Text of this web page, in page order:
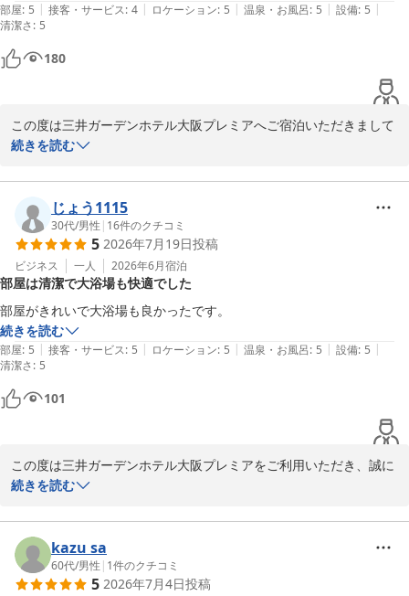
宿泊支配人
三井ガーデンホテル大阪プレミア
それ以外はこれまで利用したホテルの中でも、かなり上位に入る満足度
でした。
大浴場も気持ちよかったです。
また機会があれば、ぜひ利用したいです。
部屋: 5 | 接客・サービス: 4 | ロケーション: 5 | 温泉・お風呂: 5 | 設備: 5 |
清潔さ: 5
180
この度は三井ガーデンホテル大阪プレミアへご宿泊いただきまして
誠にありがとうございます。
上げます。
今回のお宿泊においては、ご満足いただけたご様子と伺え、私ども
も大変嬉しく思います。
次回ご利用いただける際には、更に快適にお過ごしいただけるよ
う、スタッフ一同益々精進して参ります。
改めまして、数あるホテルから私どものホテルをお選びいただきま
して誠にありがとうございます。次回大阪への機会がございました
ら、是非再度ご利用いただけましたら幸いでございます。
宿泊支配人
三井ガーデンホテル大阪プレミア
続きを読む
じょう1115
30代/男性 | 16件のクチコミ
5 2026年7月19日投稿
ビジネス 一人 2026年6月宿泊
部屋は清潔で大浴場も快適でした
部屋がきれいで大浴場も良かったです。
続きを読む
部屋: 5 | 接客・サービス: 5 | ロケーション: 5 | 温泉・お風呂: 5 | 設備: 5 |
清潔さ: 5
101
この度は三井ガーデンホテル大阪プレミアをご利用いただき、誠に
ありがとうございます。
上げます。
客室の清掃状況や大浴場につきまして、お褒めの言葉をいただき大
変嬉しく存じます。
続きを読む
kazu sa
60代/男性 | 1件のクチコミ
5 2026年7月4日投稿